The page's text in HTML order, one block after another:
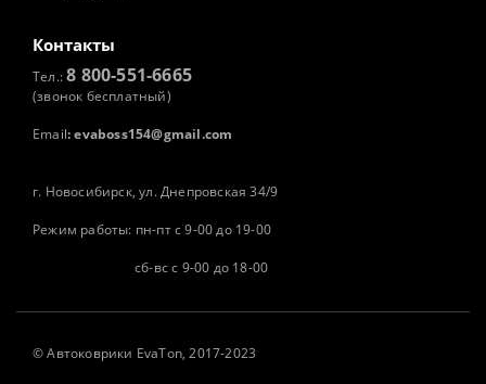
Контакты
Тел.:8 800-551-6665
(звонок бесплатный)
Email: evaboss154@gmail.com
г. Новосибирск, ул. Днепровская 34/9
Режим работы: пн-пт с 9-00 до 19-00
сб-вс с 9-00 до 18-00
©Автоковрики EvaTon, 2017-2023